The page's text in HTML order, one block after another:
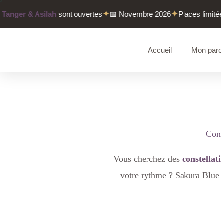
& Asilahsont ouvertes✦📅 Novembre 2026✦Places limitées
Accueil Mon
Vous cherchez des
votre rythme ? Sakura